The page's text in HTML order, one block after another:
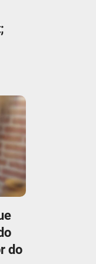
do